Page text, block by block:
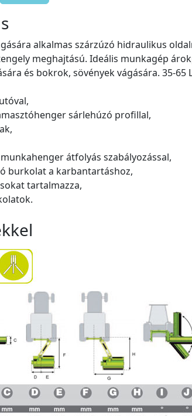
alkalmas szárzúzó hidraulikus
meghajtású. Ideális munkagép
és bokrok, sövények vágására. 35-
sárlehúzó profillal,
átfolyás szabályozással,
burkolat a karbantartáshoz,
tartalmazza,